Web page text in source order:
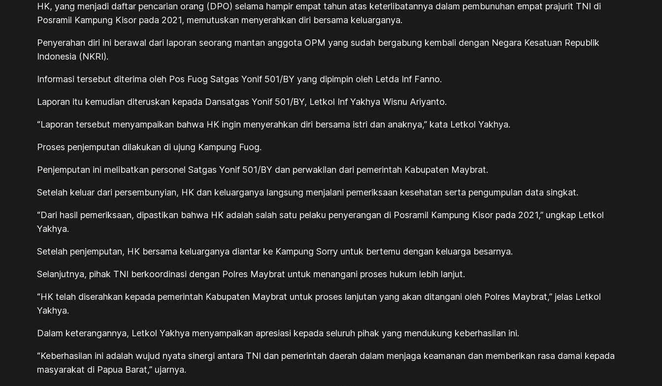
HK, yang menjadi daftar pencarian orang (DPO) selama hampir empat tahun atas keterlibatannya dalam pembunuhan empat prajurit TNI di
Posramil Kampung Kisor pada 2021, memutuskan menyerahkan diri bersama keluarganya.
Penyerahan diri ini berawal dari laporan seorang mantan anggota OPM yang sudah bergabung kembali dengan Negara Kesatuan Republik
Indonesia (NKRI).
Informasi tersebut diterima oleh Pos Fuog Satgas Yonif 501/BY yang dipimpin oleh Letda Inf Fanno.
Laporan itu kemudian diteruskan kepada Dansatgas Yonif 501/BY, Letkol Inf Yakhya Wisnu Ariyanto.
“Laporan tersebut menyampaikan bahwa HK ingin menyerahkan diri bersama istri dan anaknya,” kata Letkol Yakhya.
Proses penjemputan dilakukan di ujung Kampung Fuog.
Penjemputan ini melibatkan personel Satgas Yonif 501/BY dan perwakilan dari pemerintah Kabupaten Maybrat.
Setelah keluar dari persembunyian, HK dan keluarganya langsung menjalani pemeriksaan kesehatan serta pengumpulan data singkat.
“Dari hasil pemeriksaan, dipastikan bahwa HK adalah salah satu pelaku penyerangan di Posramil Kampung Kisor pada 2021,” ungkap Letkol
Yakhya.
Setelah penjemputan, HK bersama keluarganya diantar ke Kampung Sorry untuk bertemu dengan keluarga besarnya.
Selanjutnya, pihak TNI berkoordinasi dengan Polres Maybrat untuk menangani proses hukum lebih lanjut.
“HK telah diserahkan kepada pemerintah Kabupaten Maybrat untuk proses lanjutan yang akan ditangani oleh Polres Maybrat,” jelas Letkol
Yakhya.
Dalam keterangannya, Letkol Yakhya menyampaikan apresiasi kepada seluruh pihak yang mendukung keberhasilan ini.
“Keberhasilan ini adalah wujud nyata sinergi antara TNI dan pemerintah daerah dalam menjaga keamanan dan memberikan rasa damai kepada
masyarakat di Papua Barat,” ujarnya.